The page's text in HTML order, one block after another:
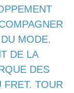
MODE.
DE LA
DES
FRET. TOUR